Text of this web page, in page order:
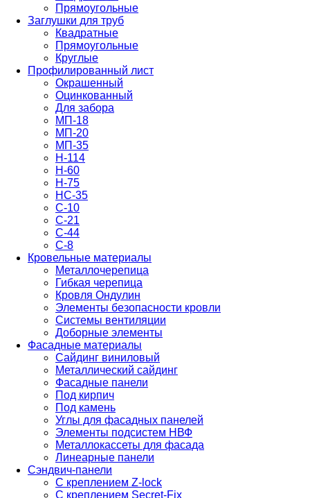
Прямоугольные
Заглушки для труб
Квадратные
Прямоугольные
Круглые
Профилированный лист
Окрашенный
Оцинкованный
Для забора
МП-18
МП-20
МП-35
Н-114
Н-60
Н-75
НС-35
С-10
С-21
С-44
С-8
Кровельные материалы
Металлочерепица
Гибкая черепица
Кровля Ондулин
Элементы безопасности кровли
Системы вентиляции
Доборные элементы
Фасадные материалы
Сайдинг виниловый
Металлический сайдинг
Фасадные панели
Под кирпич
Под камень
Углы для фасадных панелей
Элементы подсистем НВФ
Металлокассеты для фасада
Линеарные панели
Сэндвич-панели
С креплением Z-lock
С креплением Secret-Fix